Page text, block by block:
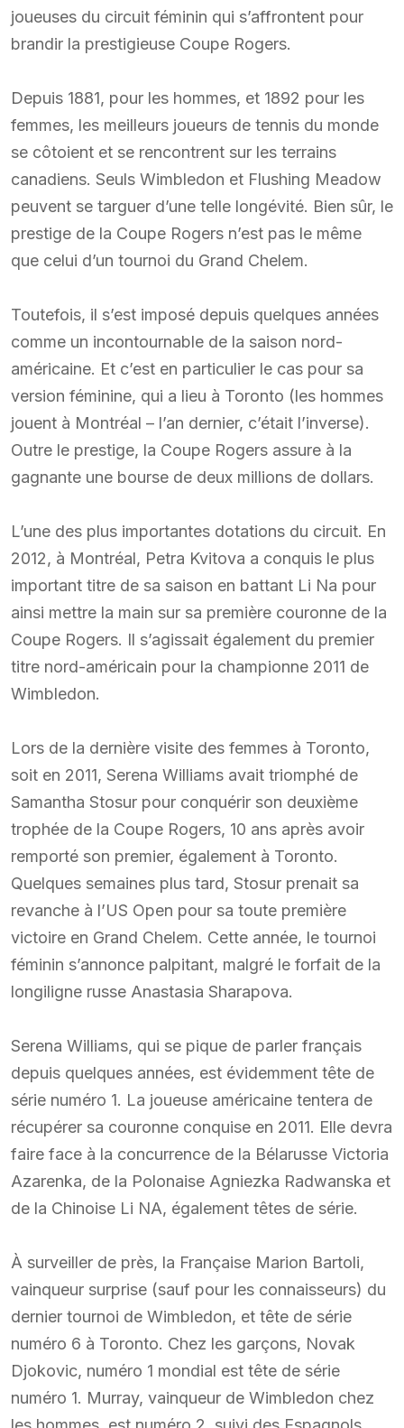
joueuses du circuit féminin qui s’affrontent pour
brandir la prestigieuse Coupe Rogers.
Depuis 1881, pour les hommes, et 1892 pour les
femmes, les meilleurs joueurs de tennis du monde
se côtoient et se rencontrent sur les terrains
canadiens. Seuls Wimbledon et Flushing Meadow
peuvent se targuer d’une telle longévité. Bien sûr, le
prestige de la Coupe Rogers n’est pas le même
que celui d’un tournoi du Grand Chelem.
Toutefois, il s’est imposé depuis quelques années
comme un incontournable de la saison nord-
américaine. Et c’est en particulier le cas pour sa
version féminine, qui a lieu à Toronto (les hommes
jouent à Montréal – l’an dernier, c’était l’inverse).
Outre le prestige, la Coupe Rogers assure à la
gagnante une bourse de deux millions de dollars.
L’une des plus importantes dotations du circuit. En
2012, à Montréal, Petra Kvitova a conquis le plus
important titre de sa saison en battant Li Na pour
ainsi mettre la main sur sa première couronne de la
Coupe Rogers. Il s’agissait également du premier
titre nord-américain pour la championne 2011 de
Wimbledon.
Lors de la dernière visite des femmes à Toronto,
soit en 2011, Serena Williams avait triomphé de
Samantha Stosur pour conquérir son deuxième
trophée de la Coupe Rogers, 10 ans après avoir
remporté son premier, également à Toronto.
Quelques semaines plus tard, Stosur prenait sa
revanche à l’US Open pour sa toute première
victoire en Grand Chelem. Cette année, le tournoi
féminin s’annonce palpitant, malgré le forfait de la
longiligne russe Anastasia Sharapova.
Serena Williams, qui se pique de parler français
depuis quelques années, est évidemment tête de
série numéro 1. La joueuse américaine tentera de
récupérer sa couronne conquise en 2011. Elle devra
faire face à la concurrence de la Bélarusse Victoria
Azarenka, de la Polonaise Agniezka Radwanska et
de la Chinoise Li NA, également têtes de série.
À surveiller de près, la Française Marion Bartoli,
vainqueur surprise (sauf pour les connaisseurs) du
dernier tournoi de Wimbledon, et tête de série
numéro 6 à Toronto. Chez les garçons, Novak
Djokovic, numéro 1 mondial est tête de série
numéro 1. Murray, vainqueur de Wimbledon chez